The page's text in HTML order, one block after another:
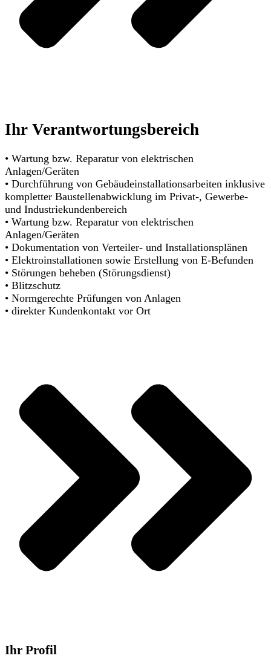
Ihr Verantwortungsbereich
• Wartung bzw. Reparatur von elektrischen
Anlagen/Geräten
• Durchführung von Gebäudeinstallationsarbeiten inklusive
kompletter Baustellenabwicklung im Privat-, Gewerbe-
und Industriekundenbereich
• Wartung bzw. Reparatur von elektrischen
Anlagen/Geräten
• Dokumentation von Verteiler- und Installationsplänen
• Elektroinstallationen sowie Erstellung von E-Befunden
• Störungen beheben (Störungsdienst)
• Blitzschutz
• Normgerechte Prüfungen von Anlagen
• direkter Kundenkontakt vor Ort
Ihr Profil